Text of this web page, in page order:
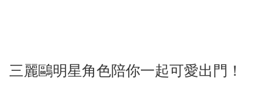
三麗鷗明星角色陪你一起可愛出門！